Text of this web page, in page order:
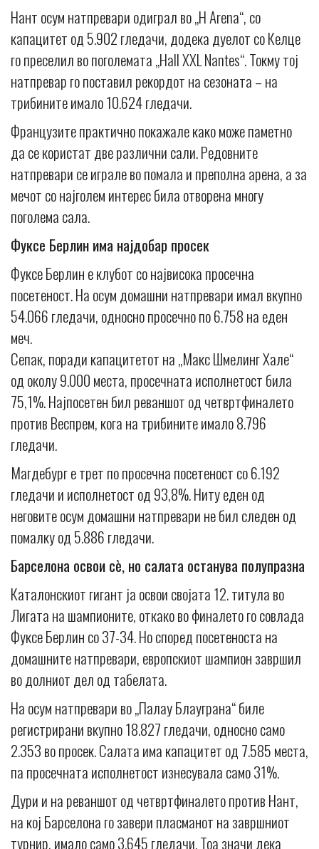
Нант осум натпревари одиграл во „H Arena“, со
капацитет од 5.902 гледачи, додека дуелот со Келце
го преселил во поголемата „Hall XXL Nantes“. Токму тој
натпревар го поставил рекордот на сезоната – на
трибините имало 10.624 гледачи.
Французите практично покажале како може паметно
да се користат две различни сали. Редовните
натпревари се играле во помала и преполна арена, а за
мечот со најголем интерес била отворена многу
поголема сала.
Фуксе Берлин има најдобар просек
Фуксе Берлин е клубот со највисока просечна
посетеност. На осум домашни натпревари имал вкупно
54.066 гледачи, односно просечно по 6.758 на еден
меч.
Сепак, поради капацитетот на „Макс Шмелинг Хале“
од околу 9.000 места, просечната исполнетост била
75,1%. Најпосетен бил реваншот од четвртфиналето
против Веспрем, кога на трибините имало 8.796
гледачи.
Магдебург е трет по просечна посетеност со 6.192
гледачи и исполнетост од 93,8%. Ниту еден од
неговите осум домашни натпревари не бил следен од
помалку од 5.886 гледачи.
Барселона освои сè, но салата останува полупразна
Каталонскиот гигант ја освои својата 12. титула во
Лигата на шампионите, откако во финалето го совлада
Фуксе Берлин со 37-34. Но според посетеноста на
домашните натпревари, европскиот шампион завршил
во долниот дел од табелата.
На осум натпревари во „Палау Блауграна“ биле
регистрирани вкупно 18.827 гледачи, односно само
2.353 во просек. Салата има капацитет од 7.585 места,
па просечната исполнетост изнесувала само 31%.
Дури и на реваншот од четвртфиналето против Нант,
на кој Барселона го завери пласманот на завршниот
турнир, имало само 3.645 гледачи. Тоа значи дека